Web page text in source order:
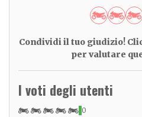
Condividi il tuo giudizio!
per valutare
I voti degli utenti
0